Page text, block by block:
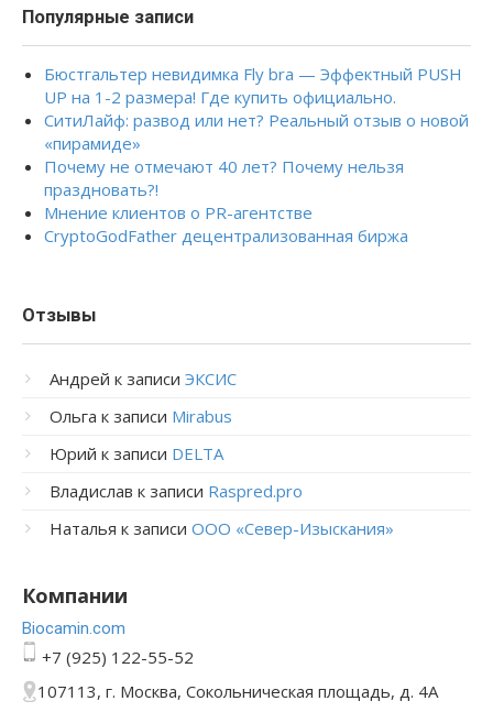
Популярные записи
Бюстгальтер невидимка Fly bra — Эффектный PUSH
UP на 1-2 размера! Где купить официально.
СитиЛайф: развод или нет? Реальный отзыв о новой
«пирамиде»
Почему не отмечают 40 лет? Почему нельзя
праздновать?!
Мнение клиентов о PR-агентстве
CryptoGodFather децентрализованная биржа
Отзывы
Андрей к записи ЭКСИС
Ольга к записи Mirabus
Юрий к записи DELTA
Владислав к записи Raspred.pro
Наталья к записи ООО «Север-Изыскания»
Компании
Bioсamin.com
+7 (925) 122-55-52
107113, г. Москва, Сокольническая площадь, д. 4А